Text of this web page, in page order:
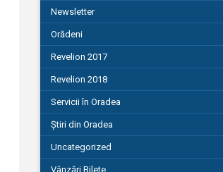
Newsletter
Orădeni
Revelion 2017
Revelion 2018
Servicii în Oradea
104
Știri din Oradea
1.127
Uncategorized
Vânzări Bilete